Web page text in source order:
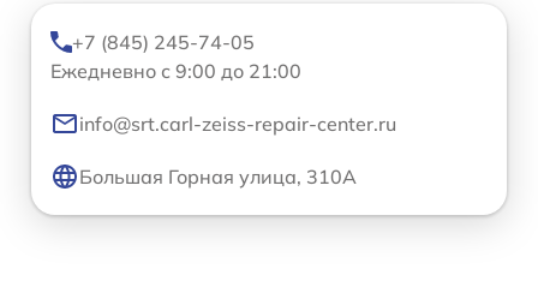
+7 (845) 245-74-05
Ежедневно с 9:00 до 21:00
info@srt.carl-zeiss-repair-center.ru
Большая Горная улица, 310А